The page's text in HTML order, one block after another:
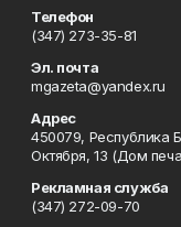
Телефон
(347) 273-35-81
Эл. почта
mgazeta@yandex.ru
Адрес
450079, Республика
Октября, 13 (Дом
Рекламная служба
(347) 272-09-70